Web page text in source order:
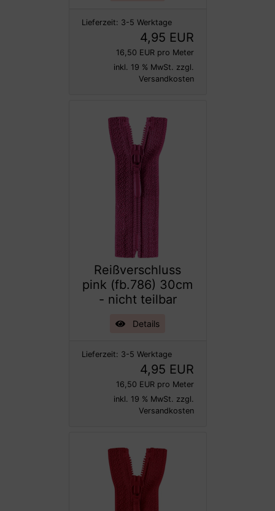
Lieferzeit: 3-5 Werktage
4,95 EUR
16,50 EUR pro Meter
inkl. 19 % MwSt. zzgl.
Versandkosten
Reißverschluss
pink (fb.786) 30cm
- nicht teilbar
Details
Lieferzeit: 3-5 Werktage
4,95 EUR
16,50 EUR pro Meter
inkl. 19 % MwSt. zzgl.
Versandkosten